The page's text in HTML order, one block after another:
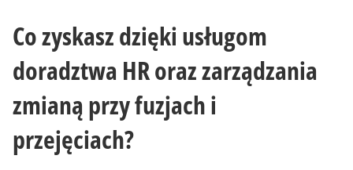
Co zyskasz dzięki usługom
doradztwa HR oraz zarządzania
zmianą przy fuzjach i
przejęciach?